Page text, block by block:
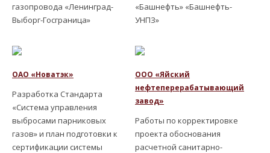
газопровода «Ленинград-
Выборг-Госграница»
«Башнефть» «Башнефть-
УНПЗ»
ОАО «Новатэк»
Разработка Стандарта
«Система управления
выбросами парниковых
газов» и план подготовки к
сертификации системы
ООО «Яйский
нефтеперерабатывающий
завод»
Работы по корректировке
проекта обоснования
расчетной санитарно-